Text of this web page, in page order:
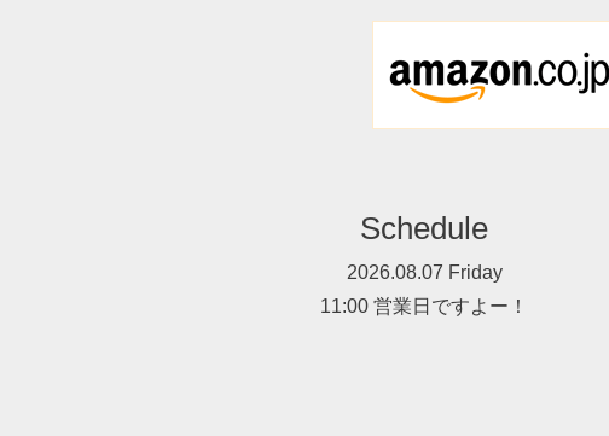
Schedule
2026.08.07 Friday
11:00 営業日ですよー！